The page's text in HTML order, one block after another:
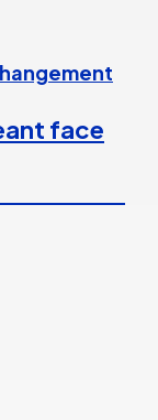
face